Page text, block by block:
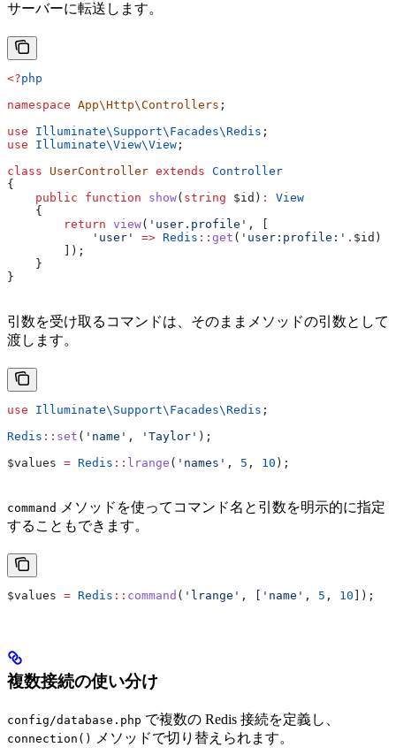
サーバーに転送します。
<?php
namespace App\Http\Controllers ;
use Illuminate\Support\Facades\Redis ;
use Illuminate\View\View ;
class UserController extends Controller
{
    public
function show( string $id ) :
View
    {
        return
view( 'user.profile' , [
            'user'
=> Redis :: get ( 'user:profile:' . $id )
        ]);
    }
}
引数を受け取るコマンドは、そのままメソッドの引数として
渡します。
use Illuminate\Support\Facades\Redis ;
Redis :: set ( 'name' , 'Taylor' );
$values = Redis :: lrange ( 'names' , 5 , 10 );
command
メソッドを使ってコマンド名と引数を明示的に指定
することもできます。
$values = Redis :: command ( 'lrange' , [ 'name' , 5 , 10 ]);
複数接続の使い分け
config/database.php で複数の Redis 接続を定義し、
connection() メソッドで切り替えられます。